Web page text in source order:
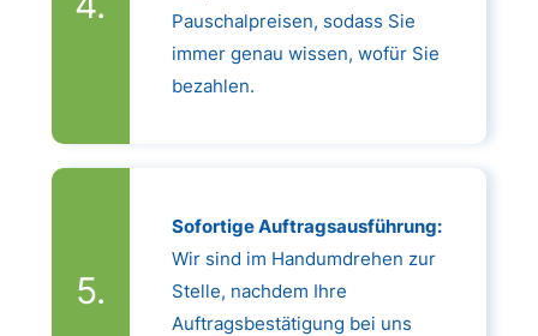
Pauschalpreisen, sodass Sie
immer genau wissen, wofür Sie
bezahlen.
Sofortige Auftragsausführung:
Wir sind im Handumdrehen zur
Stelle, nachdem Ihre
Auftragsbestätigung bei uns